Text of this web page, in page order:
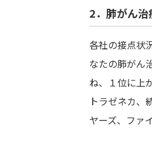
2．肺がん治
各社の接点状
なたの肺がん
ね、１位に上
トラゼネカ、
ヤーズ、ファ